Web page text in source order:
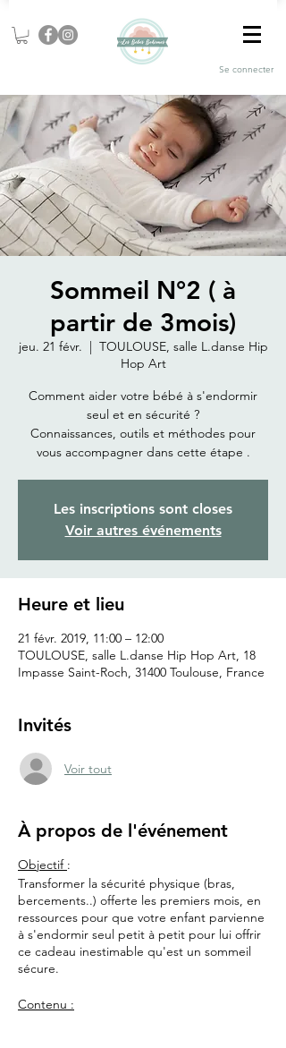
Se connecter
Sommeil N°2 ( à
partir de 3mois)
jeu. 21 févr.
  |
TOULOUSE, salle L.danse Hip
Hop Art
Comment aider votre bébé à s'endormir
seul et en sécurité ?
Connaissances, outils et méthodes pour
Les inscriptions sont closes
Voir autres événements
Heure et lieu
21 févr. 2019, 11:00 – 12:00
TOULOUSE, salle L.danse Hip Hop Art, 18
Impasse Saint-Roch, 31400 Toulouse, France
Invités
Voir tout
À propos de l'événement
Objectif :
Transformer la sécurité physique (bras,
bercements..) offerte les premiers mois, en
ressources pour que votre enfant parvienne
à s'endormir seul petit à petit pour lui offrir
ce cadeau inestimable qu'est un sommeil
sécure.
Contenu :